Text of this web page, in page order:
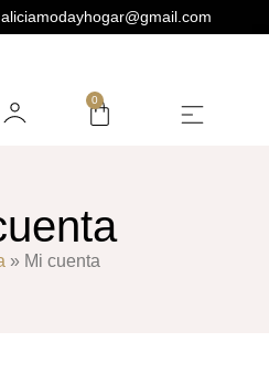
aliciamodayhogar@gmail.com
0
» Mi cuenta